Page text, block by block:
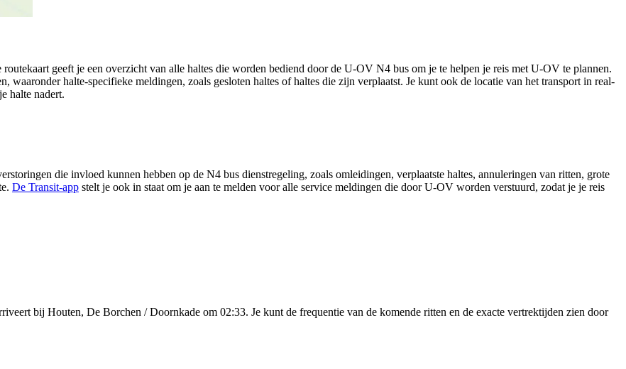
geeft je een overzicht van alle haltes die worden bediend door de U-OV N4 bus om je te helpen je reis met U-OV te plannen.
waaronder halte-specifieke meldingen, zoals gesloten haltes of haltes die zijn verplaatst. Je kunt ook de locatie van het transport in real-
halte nadert.
die invloed kunnen hebben op de N4 bus dienstregeling, zoals omleidingen, verplaatste haltes, annuleringen van ritten, grote
De Transit-app stelt je ook in staat om je aan te melden voor alle service meldingen die door U-OV worden verstuurd, zodat je je reis
bij Houten, De Borchen / Doornkade om 02:33. Je kunt de frequentie van de komende ritten en de exacte vertrektijden zien door